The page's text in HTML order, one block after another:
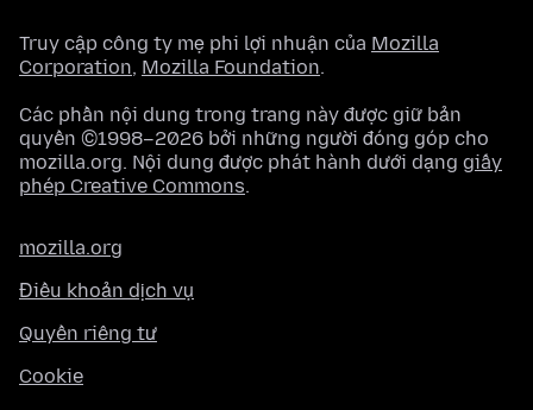
Truy cập công ty mẹ phi lợi nhuận của Mozilla
Corporation, Mozilla Foundation.
Các phần nội dung trong trang này được giữ bản
quyền ©1998–2026 bởi những người đóng góp cho
mozilla.org. Nội dung được phát hành dưới dạng giấy
phép Creative Commons.
mozilla.org
Điều khoản dịch vụ
Quyền riêng tư
Cookie